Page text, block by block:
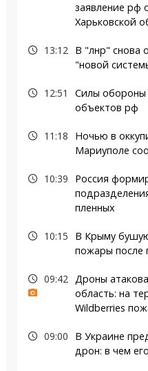
заявление рф
Харьковской
13:12
В "лнр" снова
"новой
12:51
Силы обороны
объектов рф
11:18
Ночью в
Мариуполе
10:39
Россия
пленных
10:15
В Крыму
пожары после
09:42 Дроны
область: на
Wildberries
09:00
В Украине
дрон: в чем